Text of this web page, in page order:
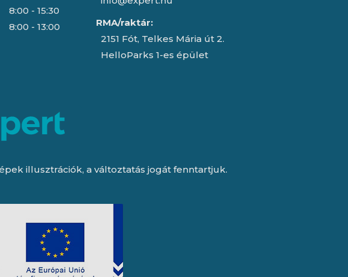
8:00 - 15:30
8:00 - 13:00
RMA/raktár:
2151 Fót, Telkes Mária út 2.
HelloParks 1-es épület
illusztrációk, a változtatás jogát fenntartjuk.